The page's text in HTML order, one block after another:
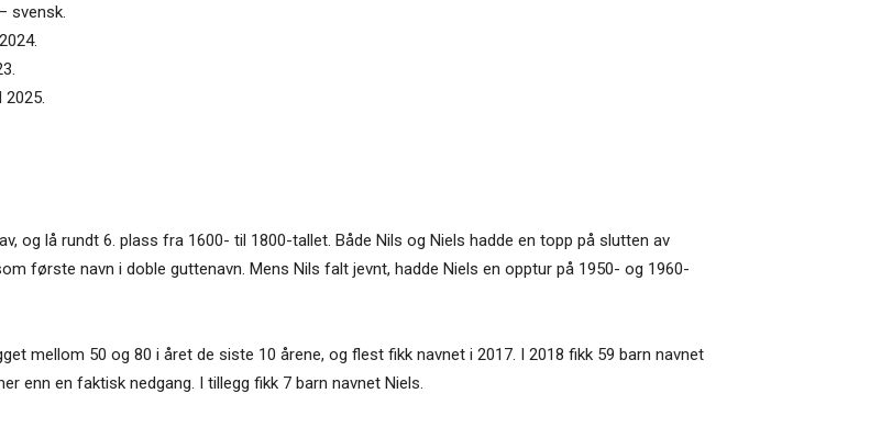
svensk.
og lå rundt 6. plass fra 1600- til 1800-tallet. Både Nils og Niels hadde en topp på slutten av
første navn i doble guttenavn. Mens Nils falt jevnt, hadde Niels en opptur på 1950- og 1960-
mellom 50 og 80 i året de siste 10 årene, og flest fikk navnet i 2017. I 2018 fikk 59 barn navnet
enn en faktisk nedgang. I tillegg fikk 7 barn navnet Niels.